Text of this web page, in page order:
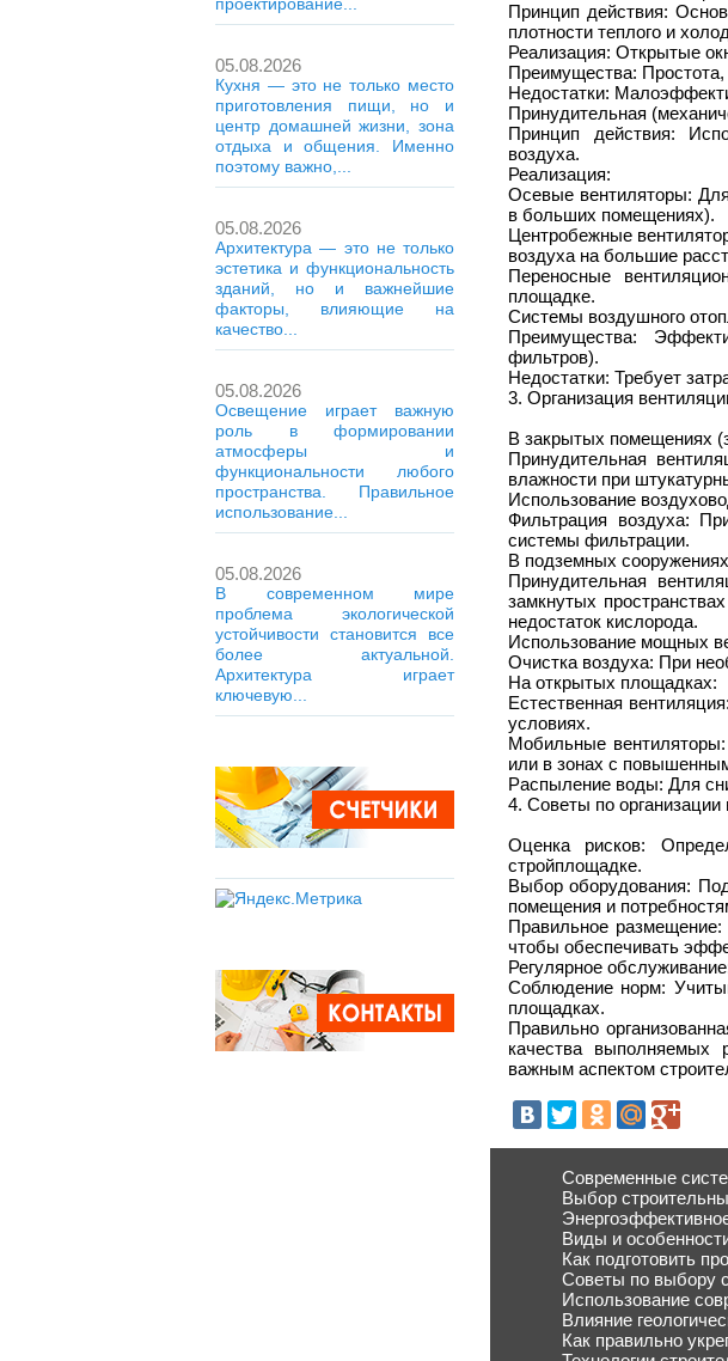
05.08.2026
Кухня — это не только место
приготовления пищи, но и
центр домашней жизни, зона
отдыха и общения. Именно
поэтому важно,...
05.08.2026
Архитектура — это не только
эстетика и функциональность
зданий, но и важнейшие
факторы, влияющие на
качество...
05.08.2026
Освещение играет важную
роль в формировании
атмосферы и
функциональности любого
пространства. Правильное
использование...
05.08.2026
В современном мире
проблема экологической
устойчивости становится все
более актуальной.
Архитектура играет
ключевую...
Принцип действия:
плотности теплого и
Реализация: Открытые
Преимущества: Простота,
Недостатки:
Принудительная
Принцип действия:
воздуха.
Реализация:
Осевые вентиляторы:
в больших помещениях).
Центробежные
воздуха на большие
Переносные
площадке.
Системы воздушного
Преимущества:
фильтров).
Недостатки: Требует
3. Организация
В закрытых помещениях
Принудительная
влажности при
Использование
Фильтрация воздуха:
системы фильтрации.
В подземных
Принудительная
замкнутых
недостаток кислорода.
Использование мощных
Очистка воздуха: При
На открытых площадках:
Естественная
условиях.
Мобильные
или в зонах с
Распыление воды: Для
4. Советы по организации
Оценка рисков:
стройплощадке.
Выбор оборудования:
помещения и
Правильное
чтобы обеспечивать
Регулярное
Соблюдение норм:
площадках.
Правильно
качества выполняемых
важным аспектом
Современные
Выбор
Виды и
Как подготовить
Советы по выбору
Использование
Влияние
Как правильно